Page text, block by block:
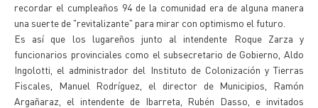
recordar el cumpleaños 94 de la comunidad era de alguna manera
una suerte de "revitalizante" para mirar con optimismo el futuro.
Es así que los lugareños junto al intendente Roque Zarza y
funcionarios provinciales como el subsecretario de Gobierno, Aldo
Ingolotti, el administrador del Instituto de Colonización y Tierras
Fiscales, Manuel Rodríguez, el director de Municipios, Ramón
Argañaraz, el intendente de Ibarreta, Rubén Dasso, e invitados